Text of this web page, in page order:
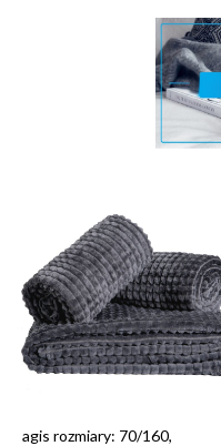
agis rozmiary: 70/160,